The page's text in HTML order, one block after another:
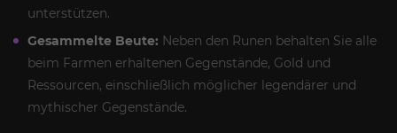
unterstützen.
Gesammelte Beute: Neben den Runen behalten Sie alle
beim Farmen erhaltenen Gegenstände, Gold und
Ressourcen, einschließlich möglicher legendärer und
mythischer Gegenstände.